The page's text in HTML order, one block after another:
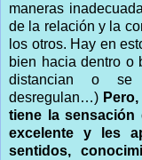
maneras
de la relación y la
los otros. Hay en
bien hacia dentro o
distancian o se
desregulan…)
tiene la sensación
excelente y les
sentidos,